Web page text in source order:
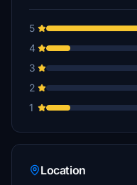
5
4
3
2
1
Location